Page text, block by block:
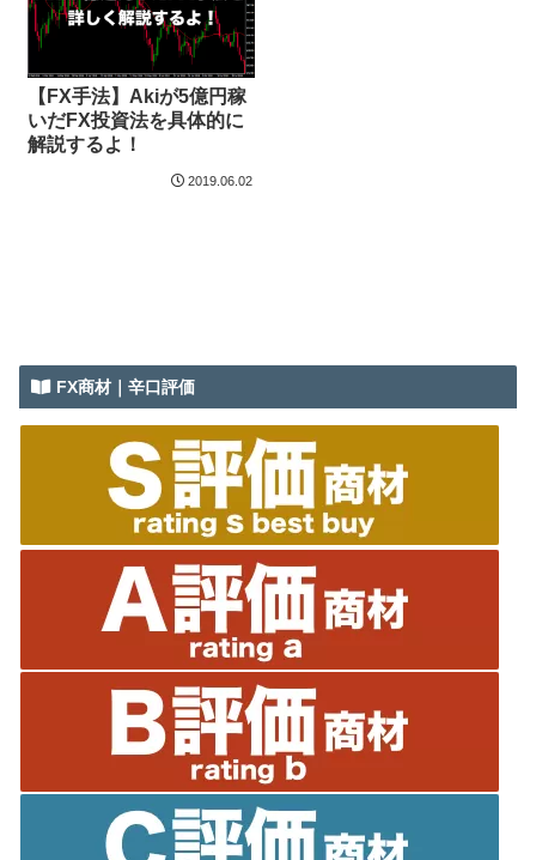
【FX手法】Akiが5億円稼
いだFX投資法を具体的に
解説するよ！
2019.06.02
FX商材｜辛口評価